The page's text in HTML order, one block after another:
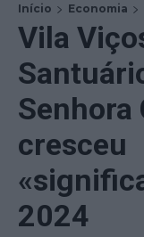
Início Economia
Vila
Senhora
cresceu
2024